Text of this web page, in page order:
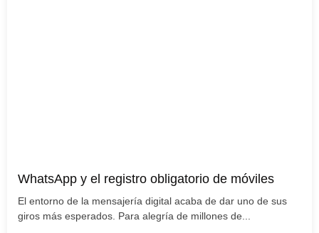
WhatsApp y el registro obligatorio de móviles
El entorno de la mensajería digital acaba de dar uno de sus
giros más esperados. Para alegría de millones de...